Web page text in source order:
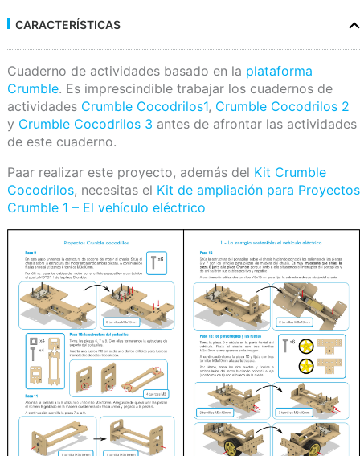
CARACTERÍSTICAS
Cuaderno de actividades basado en la plataforma
Crumble. Es imprescindible trabajar los cuadernos de
actividades Crumble Cocodrilos1, Crumble Cocodrilos 2
y Crumble Cocodrilos 3 antes de afrontar las actividades
de este cuaderno.
Paar realizar este proyecto, además del Kit Crumble
Cocodrilos, necesitas el Kit de ampliación para Proyectos
Crumble 1 – El vehículo eléctrico